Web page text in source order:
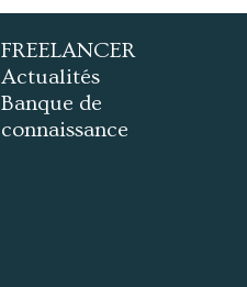
FREELANCER
Actualités
Banque de
connaissance